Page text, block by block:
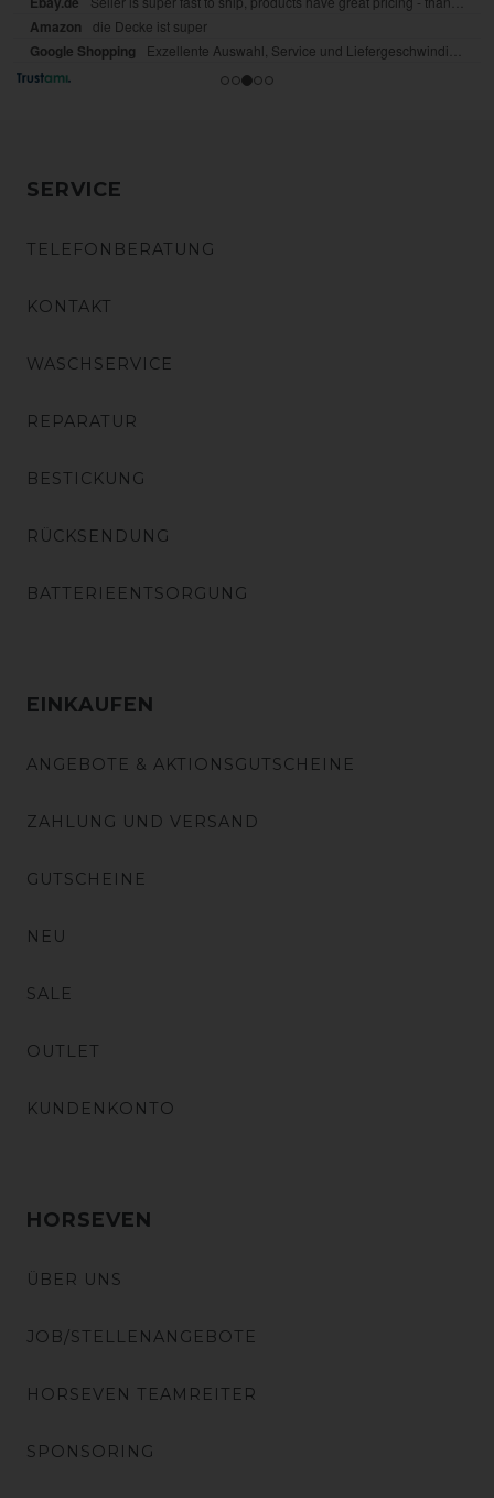
SERVICE
TELEFONBERATUNG
KONTAKT
WASCHSERVICE
REPARATUR
BESTICKUNG
RÜCKSENDUNG
BATTERIEENTSORGUNG
EINKAUFEN
ANGEBOTE & AKTIONSGUTSCHEINE
ZAHLUNG UND VERSAND
GUTSCHEINE
NEU
SALE
OUTLET
KUNDENKONTO
HORSEVEN
ÜBER UNS
JOB/STELLENANGEBOTE
HORSEVEN TEAMREITER
SPONSORING